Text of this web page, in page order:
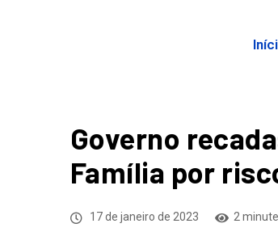
Governo
Família por
17 de janeiro de 2023 2